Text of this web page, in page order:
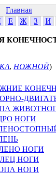
Главная
Е Ж З И
, НОЖНОЙ)
НОГИ
НОГИ
НОГИ
НОГИ